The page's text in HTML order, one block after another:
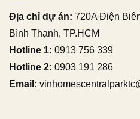
Địa chỉ dự án: 720A Điện
Bình Thạnh, TP.HCM
Hotline 1: 0913 756 339
Hotline 2: 0903 191 286
Email: